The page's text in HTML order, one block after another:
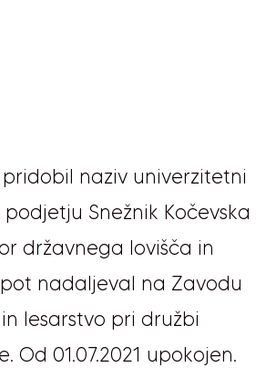
naziv univerzitetni
Snežnik Kočevska
državnega lovišča in
pot nadaljeval na Zavodu
lesarstvo pri družbi
01.07.2021 upokojen.